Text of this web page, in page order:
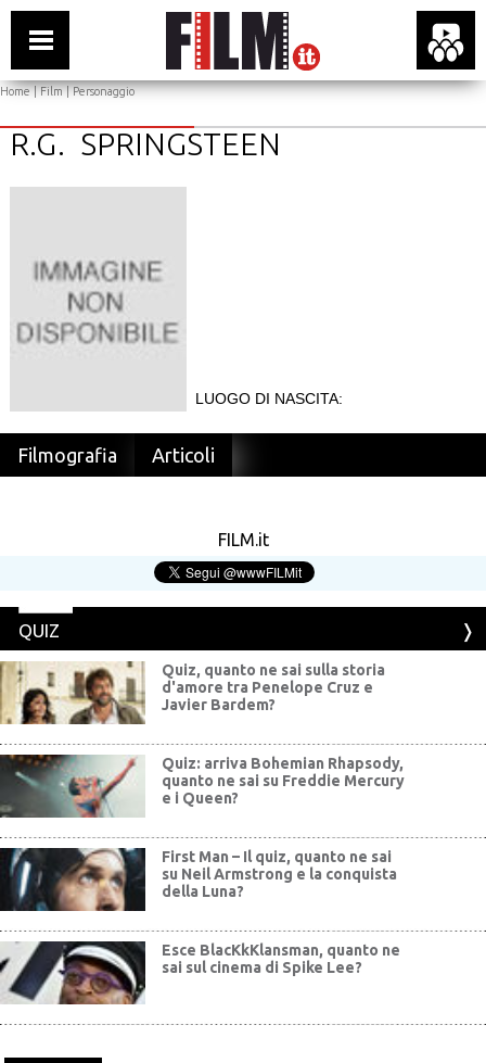
Home|Film| Personaggio
R.G. SPRINGSTEEN
LUOGO DI NASCITA:
Filmografia Articoli
FILM.it
QUIZ
Quiz, quanto ne sai sulla storia
d'amore tra Penelope Cruz e
Javier Bardem?
Quiz: arriva Bohemian Rhapsody,
quanto ne sai su Freddie Mercury
e i Queen?
First Man – Il quiz, quanto ne sai
su Neil Armstrong e la conquista
della Luna?
Esce BlacKkKlansman, quanto ne
sai sul cinema di Spike Lee?